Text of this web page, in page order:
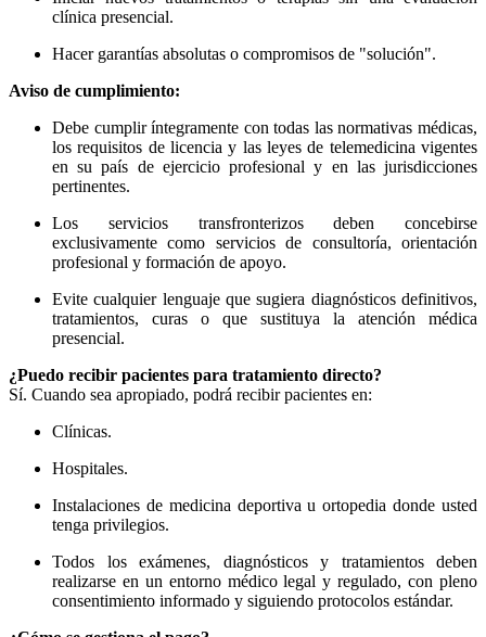
clínica presencial.
Hacer garantías absolutas o compromisos de "solución".
Aviso de cumplimiento:
Debe cumplir íntegramente con todas las normativas médicas,
los requisitos de licencia y las leyes de telemedicina vigentes
en su país de ejercicio profesional y en las jurisdicciones
pertinentes.
Los servicios transfronterizos deben concebirse
exclusivamente como servicios de consultoría, orientación
profesional y formación de apoyo.
Evite cualquier lenguaje que sugiera diagnósticos definitivos,
tratamientos, curas o que sustituya la atención médica
presencial.
¿Puedo recibir pacientes para tratamiento directo?
Sí. Cuando sea apropiado, podrá recibir pacientes en:
Clínicas.
Hospitales.
Instalaciones de medicina deportiva u ortopedia donde usted
tenga privilegios.
Todos los exámenes, diagnósticos y tratamientos deben
realizarse en un entorno médico legal y regulado, con pleno
consentimiento informado y siguiendo protocolos estándar.